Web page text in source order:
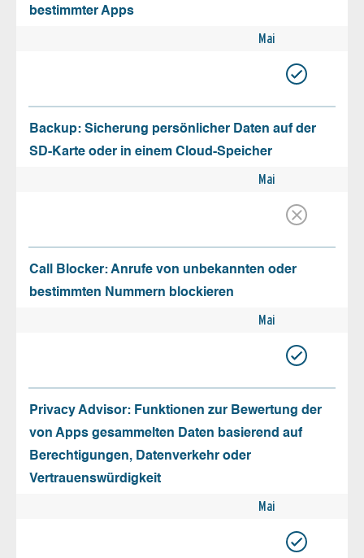
bestimmter Apps
Mai
Backup: Sicherung persönlicher Daten auf der
SD-Karte oder in einem Cloud-Speicher
Mai
Call Blocker: Anrufe von unbekannten oder
bestimmten Nummern blockieren
Mai
Privacy Advisor: Funktionen zur Bewertung der
von Apps gesammelten Daten basierend auf
Berechtigungen, Datenverkehr oder
Vertrauenswürdigkeit
Mai